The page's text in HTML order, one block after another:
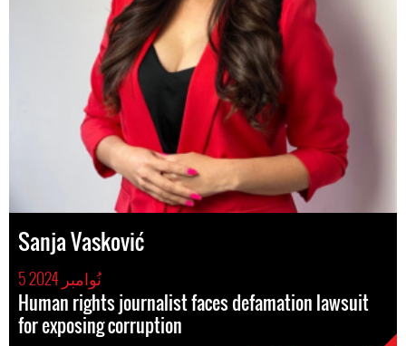
Sanja Vasković
5 نُوامبر 2024
Human rights journalist faces defamation lawsuit
for exposing corruption